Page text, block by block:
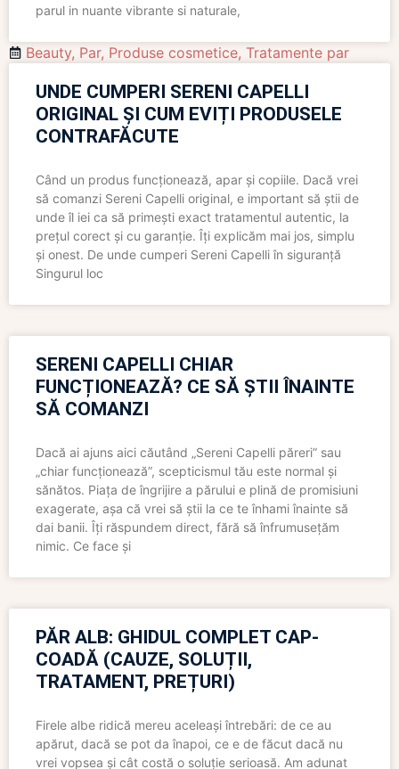
parul in nuante vibrante si naturale,
Beauty, Par, Produse cosmetice, Tratamente par
UNDE CUMPERI SERENI CAPELLI
ORIGINAL ȘI CUM EVIȚI PRODUSELE
CONTRAFĂCUTE
Când un produs funcționează, apar și copiile. Dacă vrei
să comanzi Sereni Capelli original, e important să știi de
unde îl iei ca să primești exact tratamentul autentic, la
prețul corect și cu garanție. Îți explicăm mai jos, simplu
și onest. De unde cumperi Sereni Capelli în siguranță
Singurul loc
SERENI CAPELLI CHIAR
FUNCȚIONEAZĂ? CE SĂ ȘTII ÎNAINTE
SĂ COMANZI
Dacă ai ajuns aici căutând „Sereni Capelli păreri” sau
„chiar funcționează”, scepticismul tău este normal și
sănătos. Piața de îngrijire a părului e plină de promisiuni
exagerate, așa că vrei să știi la ce te înhami înainte să
dai banii. Îți răspundem direct, fără să înfrumusețăm
nimic. Ce face și
PĂR ALB: GHIDUL COMPLET CAP-
COADĂ (CAUZE, SOLUȚII,
TRATAMENT, PREȚURI)
Firele albe ridică mereu aceleași întrebări: de ce au
apărut, dacă se pot da înapoi, ce e de făcut dacă nu
vrei vopsea și cât costă o soluție serioasă. Am adunat